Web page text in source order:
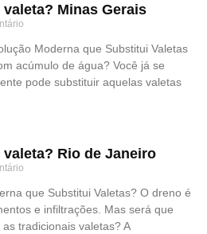
Minas Gerais
Moderna que Substitui Valetas
acúmulo de água? Você já se
pode substituir aquelas valetas
Rio de Janeiro
que Substitui Valetas? O dreno é
e infiltrações. Mas será que
tradicionais valetas? A